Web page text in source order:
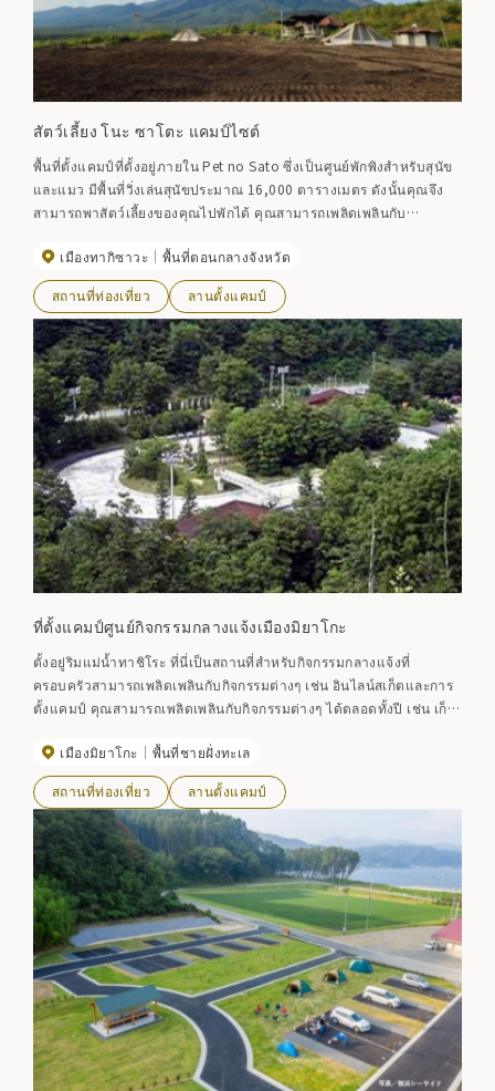
สัตว์เลี้ยง โนะ ซาโตะ แคมป์ไซต์
พื้นที่ตั้งแคมป์ที่ตั้งอยู่ภายใน Pet no Sato ซึ่งเป็นศูนย์พักพิงสำหรับสุนัข
และแมว มีพื้นที่วิ่งเล่นสุนัขประมาณ 16,000 ตารางเมตร ดังนั้นคุณจึง
สามารถพาสัตว์เลี้ยงของคุณไปพักได้ คุณสามารถเพลิดเพลินกับ
ดวงดาว พระจันทร์ พระอาทิตย์ขึ้น และภูเขาอิวาเตะ นอกจากนี้ ภายใน
บริเวณยังมีเวิร์คช็อปพิซซ่าเตาหินแท้ๆ ที่เรียกว่า “TSUMORI” ซึ่งคุณ
สามารถเพลิดเพลินไปกับพิซซ่าโรมันแท้ๆ ได้ (เปิดบริการวันเสาร์-อาทิตย์
เวลา 11.00-17.00 น.)
เมืองทากิซาวะ พื้นที่ตอนกลางจังหวัด
สถานที่ท่องเที่ยว ลานตั้งแคมป์
ที่ตั้งแคมป์ศูนย์กิจกรรมกลางแจ้งเมืองมิยาโกะ
ตั้งอยู่ริมแม่น้ำทาชิโระ ที่นี่เป็นสถานที่สำหรับกิจกรรมกลางแจ้งที่
ครอบครัวสามารถเพลิดเพลินกับกิจกรรมต่างๆ เช่น อินไลน์สเก็ตและการ
ตั้งแคมป์ คุณสามารถเพลิดเพลินกับกิจกรรมต่างๆ ได้ตลอดทั้งปี เช่น เก็บ
แผนกการเรียนรู้ตลอดชีวิตคณะกรรมการการศึกษาเมืองมิยาโกะ
โทรศัพท์ 0193-62-2111
เมืองมิยาโกะ พื้นที่ชายฝั่งทะเล
สถานที่ท่องเที่ยว ลานตั้งแคมป์